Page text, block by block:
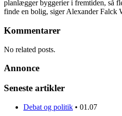
planlægger byggerier i fremtiden, så
finde en bolig, siger Alexander Falck
Kommentarer
No related posts.
Annonce
Seneste artikler
Debat og politik • 01.07